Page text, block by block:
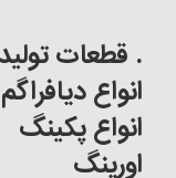
. قطعات
انواع دیافراگم
انواع پکینگ
اورینگ